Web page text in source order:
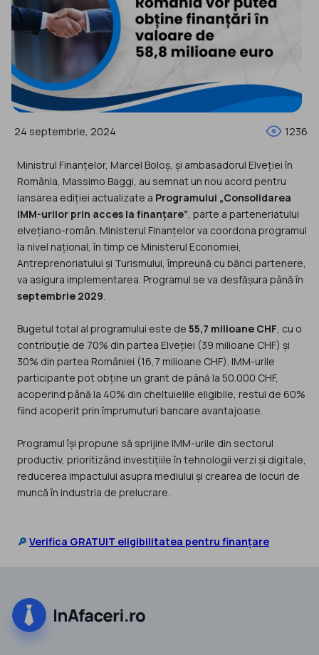
24 septembrie, 2024 1236
Ministrul Finanțelor, Marcel Boloș, și ambasadorul Elveției în
România, Massimo Baggi, au semnat un nou acord pentru
lansarea ediției actualizate a Programului „Consolidarea
IMM-urilor prin acces la finanțare”, parte a parteneriatului
elvețiano-român. Ministerul Finanțelor va coordona programul
la nivel național, în timp ce Ministerul Economiei,
Antreprenoriatului și Turismului, împreună cu bănci partenere,
va asigura implementarea. Programul se va desfășura până în
septembrie 2029.
Bugetul total al programului este de 55,7 milioane CHF, cu o
contribuție de 70% din partea Elveției (39 milioane CHF) și
30% din partea României (16,7 milioane CHF). IMM-urile
participante pot obține un grant de până la 50.000 CHF,
acoperind până la 40% din cheltuielile eligibile, restul de 60%
fiind acoperit prin împrumuturi bancare avantajoase.
Programul își propune să sprijine IMM-urile din sectorul
productiv, prioritizând investițiile în tehnologii verzi și digitale,
reducerea impactului asupra mediului și crearea de locuri de
muncă în industria de prelucrare.
🔎 Verifica GRATUIT eligibilitatea pentru finanțare